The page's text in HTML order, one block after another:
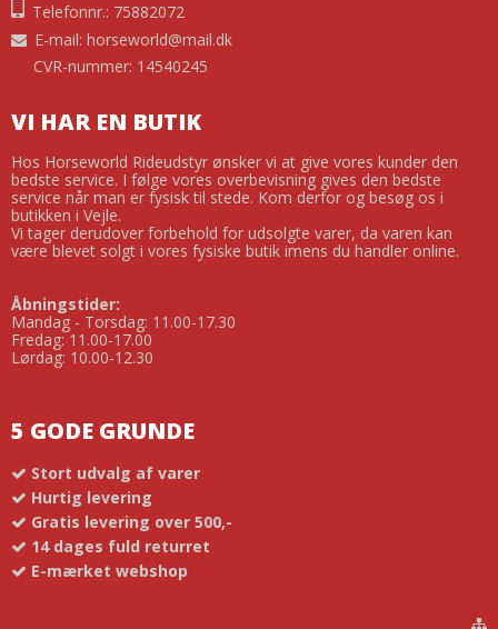
Telefonnr.: 75882072
E-mail: horseworld@mail.dk
CVR-nummer: 14540245
VI HAR EN BUTIK
Hos Horseworld Rideudstyr ønsker vi at give vores kunder den
bedste service. I følge vores overbevisning gives den bedste
service når man er fysisk til stede. Kom derfor og besøg os i
butikken i Vejle.
Vi tager derudover forbehold for udsolgte varer, da varen kan
være blevet solgt i vores fysiske butik imens du handler online.
Åbningstider:
Mandag - Torsdag: 11.00-17.30
Fredag: 11.00-17.00
Lørdag: 10.00-12.30
5 GODE GRUNDE
Stort udvalg af varer
Hurtig levering
Gratis levering over 500,-
14 dages fuld returret
E-mærket webshop